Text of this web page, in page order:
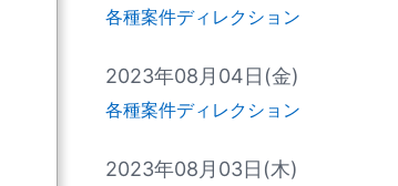
各種案件ディレクション
2023年08月04日(金)
各種案件ディレクション
2023年08月03日(木)